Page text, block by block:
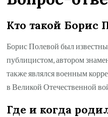
Кто такой Борис
Борис Полевой был
публицистом, автором
также являлся военным
в Великой Отечественной
Где и когда